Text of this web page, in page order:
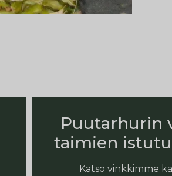
Puutarhurin
taimien
Katso vinkkimme